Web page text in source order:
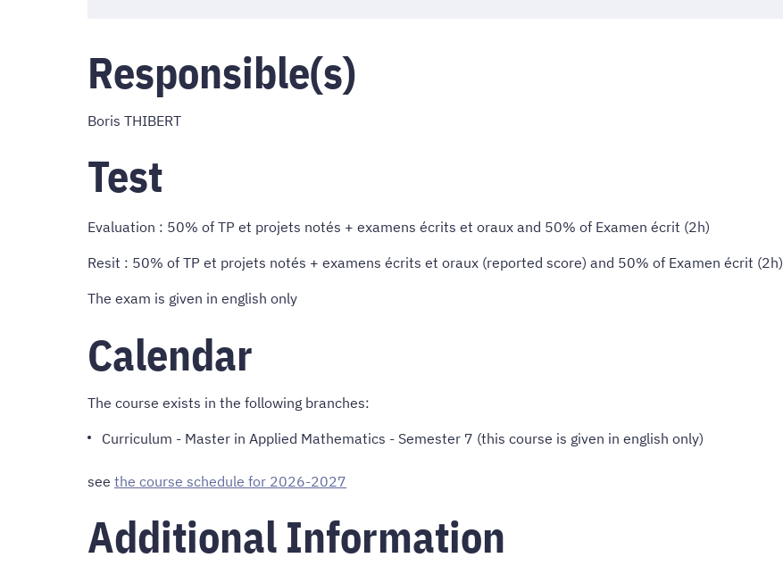
Responsible(s)
Boris THIBERT
Test
Evaluation : 50% of TP et projets notés + examens écrits et oraux and 50% of Examen écrit (2h)
Resit : 50% of TP et projets notés + examens écrits et oraux (reported score) and 50% of Examen écrit (2h)
The exam is given in english only
Calendar
The course exists in the following branches:
Curriculum - Master in Applied Mathematics - Semester 7 (this course is given in english only)
see the course schedule for 2026-2027
Additional Information